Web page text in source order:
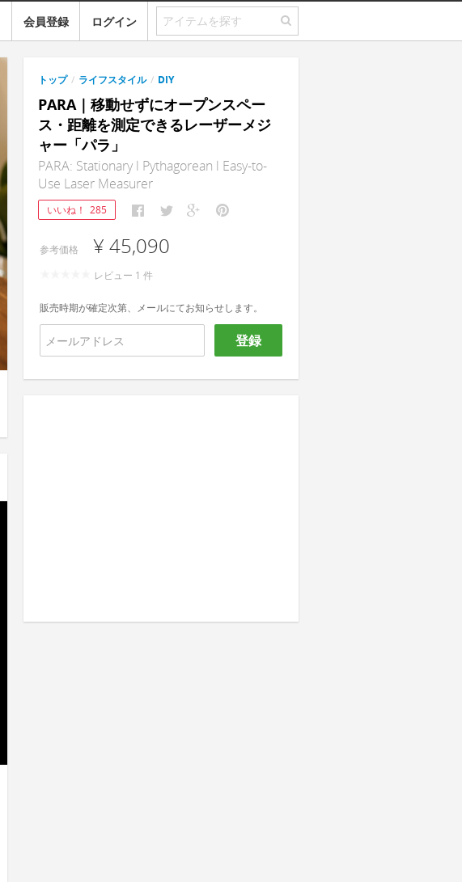
会員登録 ログイン
トップ / ライフスタイル / DIY
PARA｜移動せずにオープンスペー
ス・距離を測定できるレーザーメジ
ャー「パラ」
PARA: Stationary l Pythagorean l Easy-to-
Use Laser Measurer
いいね！ 285
参考価格 ¥ 45,090
レビュー 1 件
販売時期が確定次第、メールにてお知らせします。
登録